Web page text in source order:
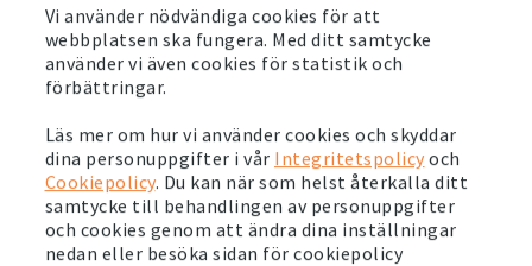
Vi använder nödvändiga cookies för att
webbplatsen ska fungera. Med ditt samtycke
använder vi även cookies för statistik och
förbättringar.
Läs mer om hur vi använder cookies och skyddar
dina personuppgifter i vår Integritetspolicy och
Cookiepolicy. Du kan när som helst återkalla ditt
samtycke till behandlingen av personuppgifter
och cookies genom att ändra dina inställningar
nedan eller besöka sidan för cookiepolicy